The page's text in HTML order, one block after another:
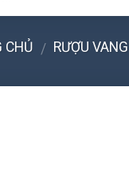
CHỦ / RƯỢU